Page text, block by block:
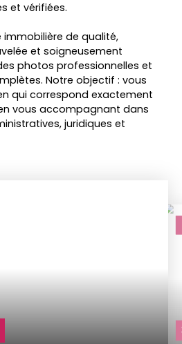
et vérifiées.
immobilière de qualité,
et soigneusement
photos professionnelles et
Notre objectif : vous
qui correspond exactement
vous accompagnant dans
juridiques et